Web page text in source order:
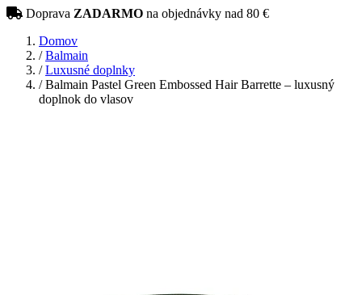
Doprava ZADARMO na objednávky nad 80 €
Domov
/ Balmain
/ Luxusné doplnky
/Balmain Pastel Green Embossed Hair Barrette – luxusný
doplnok do vlasov